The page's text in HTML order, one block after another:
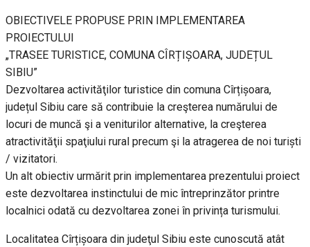
OBIECTIVELE PROPUSE PRIN IMPLEMENTAREA
PROIECTULUI
„TRASEE TURISTICE, COMUNA CÎRȚIȘOARA, JUDEȚUL
SIBIU”
Dezvoltarea activităţilor turistice din comuna Cîrțișoara,
județul Sibiu care să contribuie la creşterea numărului de
locuri de muncă şi a veniturilor alternative, la creşterea
atractivităţii spaţiului rural precum şi la atragerea de noi turiști
/ vizitatori.
Un alt obiectiv urmărit prin implementarea prezentului proiect
este dezvoltarea instinctului de mic întreprinzător printre
localnici odată cu dezvoltarea zonei în privința turismului.
Localitatea Cîrțișoara din judeţul Sibiu este cunoscută atât